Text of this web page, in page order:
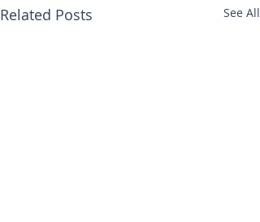
Related Posts See All